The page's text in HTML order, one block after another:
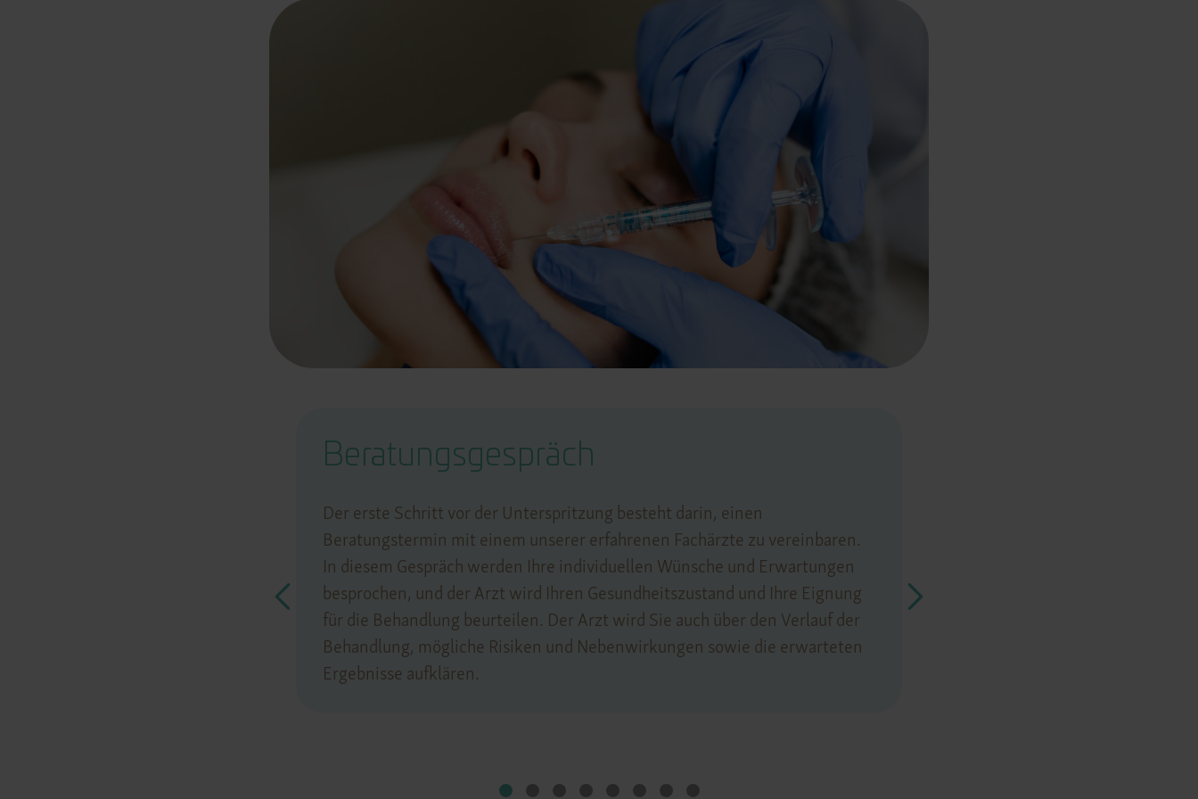
Beratungsgespräch
Der erste Schritt vor der Unterspritzung besteht darin, einen
Beratungstermin mit einem unserer erfahrenen Fachärzte zu vereinbaren.
In diesem Gespräch werden Ihre individuellen Wünsche und Erwartungen
besprochen, und der Arzt wird Ihren Gesundheitszustand und Ihre Eignung
für die Behandlung beurteilen. Der Arzt wird Sie auch über den Verlauf der
Behandlung, mögliche Risiken und Nebenwirkungen sowie die erwarteten
Ergebnisse aufklären.